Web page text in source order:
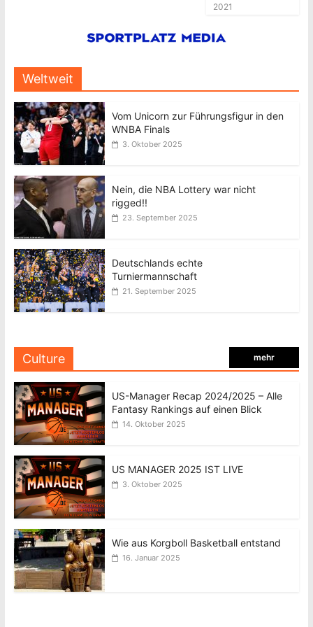
2021
Weltweit
Vom Unicorn zur Führungsfigur in den
WNBA Finals
3. Oktober 2025
Nein, die NBA Lottery war nicht
rigged!!
23. September 2025
Deutschlands echte
Turniermannschaft
21. September 2025
Culture mehr
US-Manager Recap 2024/2025 – Alle
Fantasy Rankings auf einen Blick
14. Oktober 2025
US MANAGER 2025 IST LIVE
3. Oktober 2025
Wie aus Korgboll Basketball entstand
16. Januar 2025